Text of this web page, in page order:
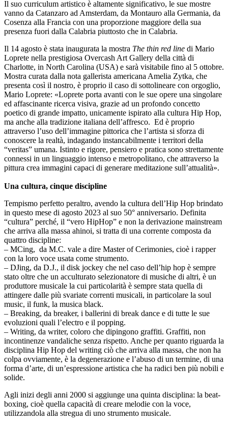
Il suo curriculum artistico è altamente significativo, le sue mostre
vanno da Catanzaro ad Amsterdam, da Montauro alla Germania, da
Cosenza alla Francia con una proporzione maggiore della sua
presenza fuori dalla Calabria piuttosto che in Calabria.
Il 14 agosto è stata inaugurata la mostra The thin red line di Mario
Loprete nella prestigiosa Overcash Art Gallery della città di
Charlotte, in North Carolina (USA) e sarà visitabile fino al 5 ottobre.
Mostra curata dalla nota gallerista americana Amelia Zytka, che
presenta così il nostro, è proprio il caso di sottolineare con orgoglio,
Mario Loprete: «Loprete porta avanti con le sue opere una singolare
ed affascinante ricerca visiva, grazie ad un profondo concetto
poetico di grande impatto, unicamente ispirato alla cultura Hip Hop,
ma anche alla tradizione italiana dell’affresco. Ed è proprio
attraverso l’uso dell’immagine pittorica che l’artista si sforza di
conoscere la realtà, indagando instancabilmente i territori della
“veritas” umana. Istinto e rigore, pensiero e pratica sono strettamente
connessi in un linguaggio intenso e metropolitano, che attraverso la
pittura crea immagini capaci di generare meditazione sull’attualità».
Una cultura, cinque discipline
Tempismo perfetto peraltro, avendo la cultura dell’Hip Hop brindato
in questo mese di agosto 2023 al suo 50° anniversario. Definita
“cultura” perché, il “vero HipHop” e non la derivazione mainstream
che arriva alla massa ahinoi, si tratta di una corrente composta da
quattro discipline:
– MCing, da M.C. vale a dire Master of Cerimonies, cioè i rapper
con la loro voce usata come strumento.
– DJing, da D.J., il disk jockey che nel caso dell’hip hop è sempre
stato oltre che un acculturato selezionatore di musiche di altri, è un
produttore musicale la cui particolarità è sempre stata quella di
attingere dalle più svariate correnti musicali, in particolare la soul
music, il funk, la musica black.
– Breaking, da breaker, i ballerini di break dance e di tutte le sue
evoluzioni quali l’electro e il popping.
– Writing, da writer, coloro che dipingono graffiti. Graffiti, non
incontinenze vandaliche senza rispetto. Anche per quanto riguarda la
disciplina Hip Hop del writing ciò che arriva alla massa, che non ha
colpa ovviamente, è la degenerazione e l’abuso di un termine, di una
forma d’arte, di un’espressione artistica che ha radici ben più nobili e
solide.
Agli inizi degli anni 2000 si aggiunge una quinta disciplina: la beat-
boxing, cioè quella capacità di creare melodie con la voce,
utilizzandola alla stregua di uno strumento musicale.